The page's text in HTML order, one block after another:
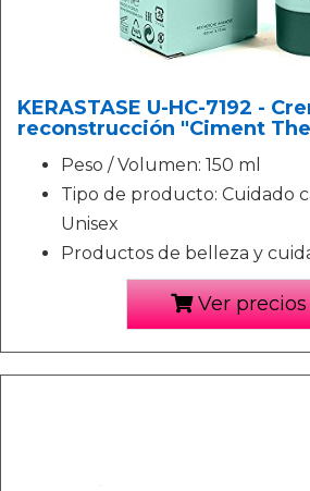
KERASTASE U-HC-7192 -
reconstrucción "Ciment
Peso / Volumen: 150 ml
Tipo de producto: Cuidado
Unisex
Productos de belleza y
Ver